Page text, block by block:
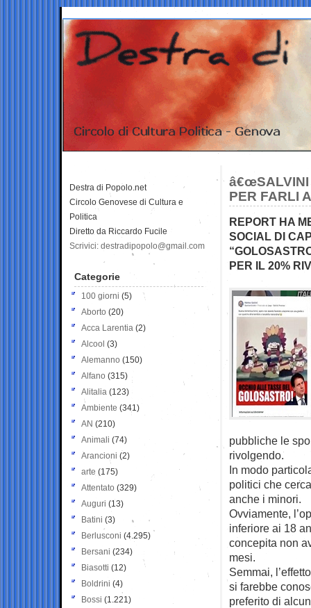
â€œSALVINI
PER FARLI
REPORT HA
SOCIAL DI
PER IL 20%
pubbliche le
rivolgendo.
In modo
politici che
anche i minori.
Ovviamente,
inferiore ai 18
concepita non
mesi.
Semmai,
si farebbe
preferito di
Destra di Popolo.net
Circolo Genovese di Cultura e
Politica
Diretto da Riccardo Fucile
Scrivici: destradipopolo@gmail.com
Categorie
100 giorni (5)
Aborto (20)
Acca Larentia (2)
Alcool (3)
Alemanno (150)
Alfano (315)
Alitalia (123)
Ambiente (341)
AN (210)
Animali (74)
Arancioni (2)
arte (175)
Attentato (329)
Auguri (13)
Batini (3)
Berlusconi (4.295)
Bersani (234)
Biasotti (12)
Boldrini (4)
Bossi (1.221)